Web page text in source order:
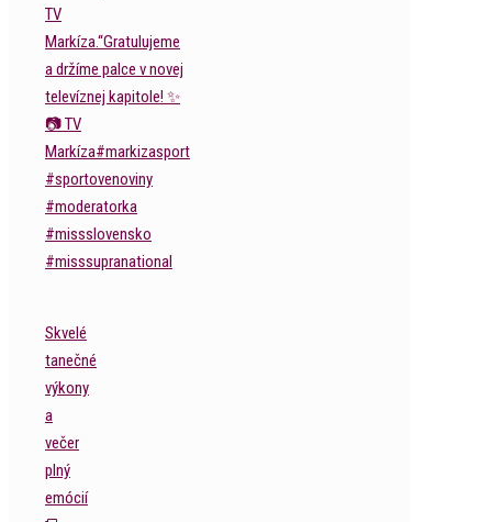
Skvelé
tanečné
výkony
a
večer
plný
emócií